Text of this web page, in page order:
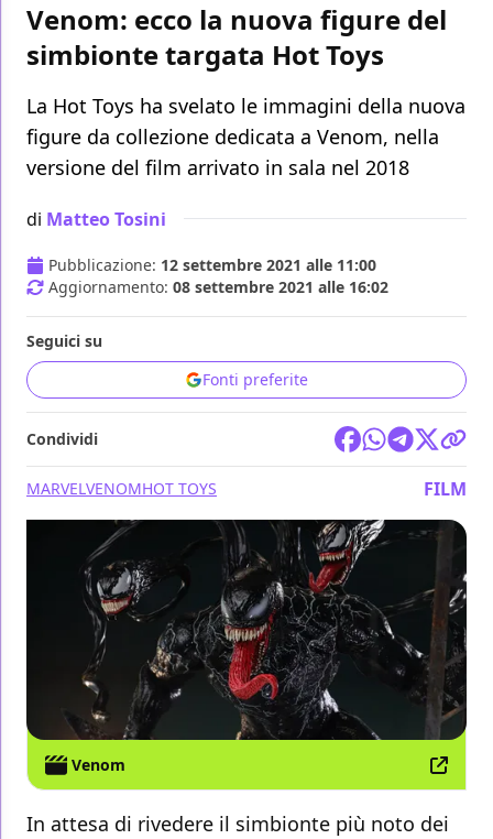
Venom: ecco la nuova figure del
simbionte targata Hot Toys
La Hot Toys ha svelato le immagini della nuova
figure da collezione dedicata a Venom, nella
versione del film arrivato in sala nel 2018
di Matteo Tosini
Pubblicazione: 12 settembre 2021 alle 11:00
Aggiornamento: 08 settembre 2021 alle 16:02
Seguici su
Fonti preferite
Condividi
MARVELVENOMHOT TOYS FILM
Venom
In attesa di rivedere il simbionte più noto dei